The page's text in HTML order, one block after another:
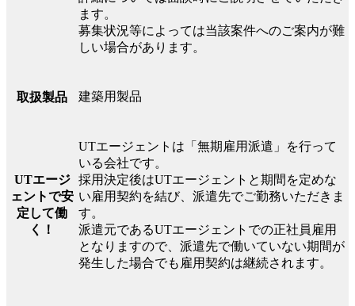
ます。
募集状況等によっては当該案件へのご案内が難
しい場合があります。
取扱製品 建築用製品
UTエージ
ェントで安
定して働
く！
UTエージェントは「無期雇用派遣」を行って
いる会社です。
採用決定後はUTエージェントと期間を定めな
い雇用契約を結び、派遣先でご勤務いただきま
す。
派遣元であるUTエージェントでの正社員雇用
となりますので、派遣先で働いていない期間が
発生した場合でも雇用契約は継続されます。